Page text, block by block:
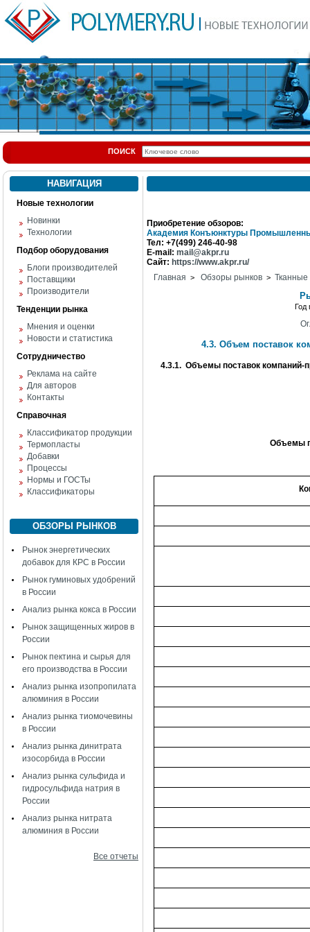
ПОИСК
НАВИГАЦИЯ
Новые технологии
Новинки
Технологии
Подбор оборудования
Блоги производителей
Поставщики
Производители
Тенденции рынка
Мнения и оценки
Новости и статистика
Сотрудничество
Реклама на сайте
Для авторов
Контакты
Справочная
Классификатор продукции
Термопласты
Добавки
Процессы
Нормы и ГОСТы
Классификаторы
ОБЗОРЫ РЫНКОВ
Рынок энергетических
добавок для КРС в России
Рынок гуминовых удобрений
в России
Анализ рынка кокса в России
Рынок защищенных жиров в
России
Рынок пектина и сырья для
его производства в России
Анализ рынка изопропилата
алюминия в России
Анализ рынка тиомочевины
в России
Анализ рынка динитрата
изосорбида в России
Анализ рынка сульфида и
гидросульфида натрия в
России
Анализ рынка нитрата
алюминия в России
Все отчеты
Приобретение обзоров:
Академия Конъюнктуры
Тел: +7(499) 246-40-98
E-mail: mail@akpr.ru
Сайт: https://www.akpr.ru/
Главная > Обзоры рынков >
Год
4.3. Объем поставок
4.3.1. Объемы поставок компаний-
Объемы